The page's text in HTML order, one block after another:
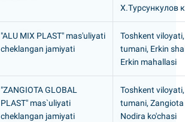
Х.Турсункулов
"ALU MIX PLAST" mas'uliyati
cheklangan jamiyati
Toshkent
tumani, Erkin
Erkin mahallasi
"ZANGIOTA GLOBAL
PLAST" mas`uliyati
cheklangan jamiyati
Toshkent
tumani, Zangiota
Nodira ko'chasi